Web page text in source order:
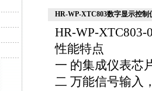
HR-WP-XTC803数字显示控
HR-WP-XTC803-
性能特点
一 的集成仪表芯
二 万能信号输入